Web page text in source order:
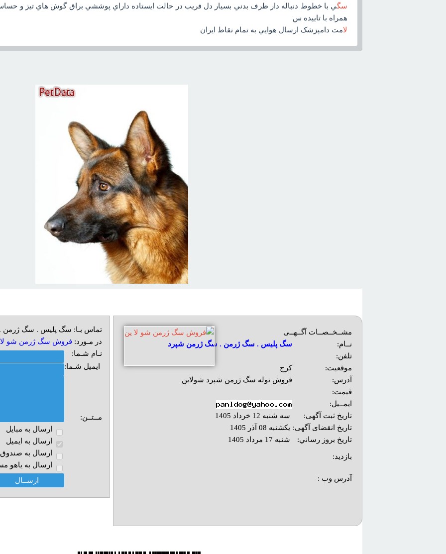
سگي با خطوط دنباله دار ظرف بدني بسيار دل فريب در حالت ايستاده داراي پوششي براق گوش هاي تيز و حساس
همراه با تاييده س
لامت دامپزشک ارسال هوايي به تمام نقاط ايران
مشــخــصــات آگــهــی
نــام:
سگ پلیس . سگ ژرمن . سگ ژرمن شپرد
تلفن:
موقعیت:
کرج
آدرس:
فروش توله سگ ژرمن شپرد شولاین
قیمت:
ایمــیل:
تاریخ ثبت آگهی:
سه شنبه 12 خرداد 1405
تاریخ انقضای آگهی: یکشنبه 08 آذر 1405
تاريخ بروز رساني:
شنبه 17 مرداد 1405
بازديد:
آدرس وب :‌
تماس بـا: سگ پلیس . سگ
در مـورد: فروش سگ ژرمن شو لا
نـام شـما:
ایمیل شـما:
مــتــن:
ارسال به مبايل
ارسال به ايميل
ارسال به صندوق
ارسال به ياهو